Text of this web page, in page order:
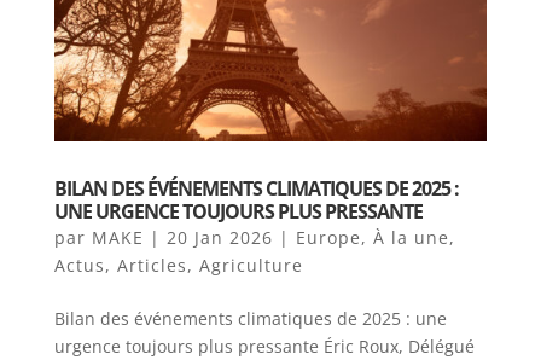
BILAN DES ÉVÉNEMENTS CLIMATIQUES DE 2025 :
UNE URGENCE TOUJOURS PLUS PRESSANTE
par MAKE | 20 Jan 2026 | Europe, À la une,
Actus, Articles, Agriculture
Bilan des événements climatiques de 2025 : une
urgence toujours plus pressante Éric Roux, Délégué